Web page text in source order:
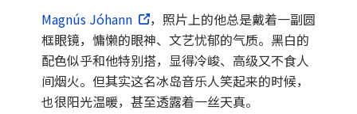
Magnús Jóhann
，照片上的他总是戴着一副圆
框眼镜，慵懒的眼神、文艺忧郁的气质。黑白的
配色似乎和他特别搭，显得冷峻、高级又不食人
间烟火。但其实这名冰岛音乐人笑起来的时候，
也很阳光温暖，甚至透露着一丝天真。